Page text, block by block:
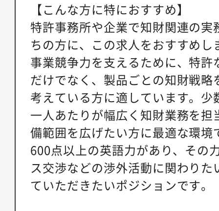
【こんな方に特におすすめ】
特許事務所や企業で知財関連の
ちの方に、この求人をおすすめ
事業競争力を支えるために、特
だけでなく、製品ごとの知財戦
考えている方に適しています。
一人あたりが幅広く知財業務を
備範囲を広げたい方に最適な環境
600点以上の英語力があり、その
ス交渉などの渉外活動に関わり
ていただきたいポジションです。